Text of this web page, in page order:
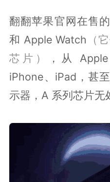
翻翻苹果官网在售
和 Apple Watch （
芯片）
，从
iPhone、iPad，甚
示器，A 系列芯片无